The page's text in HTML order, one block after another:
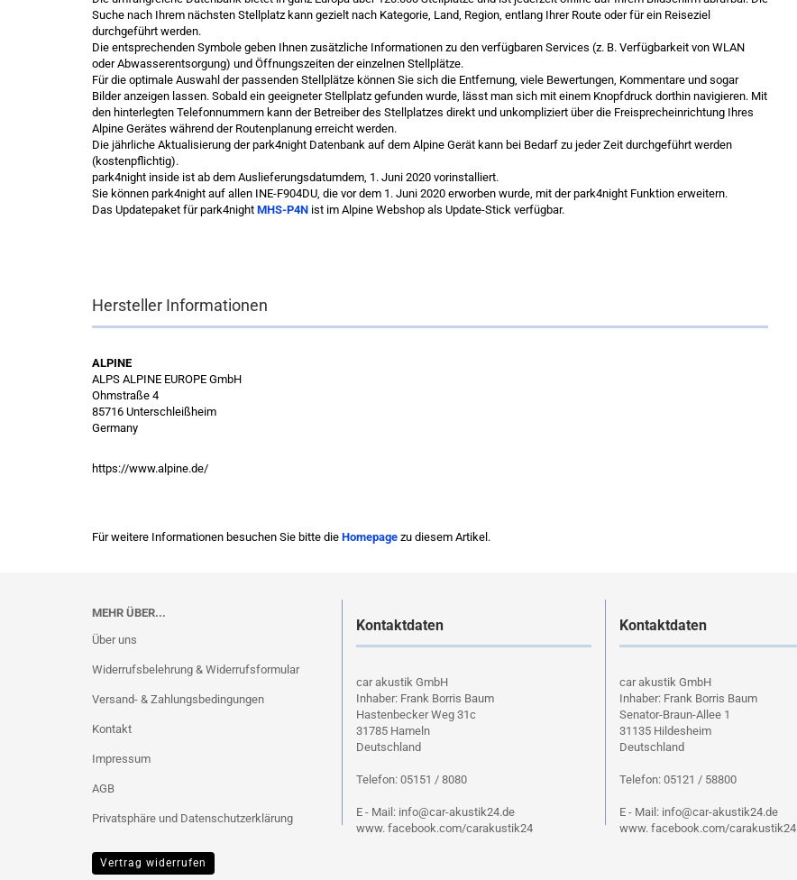
Suche nach Ihrem nächsten Stellplatz kann gezielt nach Kategorie, Land, Region, entlang Ihrer Route oder für ein Reiseziel
durchgeführt werden.
Die entsprechenden Symbole geben Ihnen zusätzliche Informationen zu den verfügbaren Services (z. B. Verfügbarkeit von WLAN
oder Abwasserentsorgung) und Öffnungszeiten der einzelnen Stellplätze.
Für die optimale Auswahl der passenden Stellplätze können Sie sich die Entfernung, viele Bewertungen, Kommentare und sogar
Bilder anzeigen lassen. Sobald ein geeigneter Stellplatz gefunden wurde, lässt man sich mit einem Knopfdruck dorthin navigieren. Mit
den hinterlegten Telefonnummern kann der Betreiber des Stellplatzes direkt und unkompliziert über die Freisprecheinrichtung Ihres
Alpine Gerätes während der Routenplanung erreicht werden.
Die jährliche Aktualisierung der park4night Datenbank auf dem Alpine Gerät kann bei Bedarf zu jeder Zeit durchgeführt werden
(kostenpflichtig).
park4night inside ist ab dem Auslieferungsdatumdem, 1. Juni 2020 vorinstalliert.
Sie können park4night auf allen INE-F904DU, die vor dem 1. Juni 2020 erworben wurde, mit der park4night Funktion erweitern.
Das Updatepaket für park4night MHS-P4N ist im Alpine Webshop als Update-Stick verfügbar.
Hersteller Informationen
ALPINE
ALPS ALPINE EUROPE GmbH
Ohmstraße 4
85716 Unterschleißheim
Germany
https://www.alpine.de/
Für weitere Informationen besuchen Sie bitte die Homepage zu diesem Artikel.
MEHR ÜBER...
Über uns
Widerrufsbelehrung & Widerrufsformular
Versand- & Zahlungsbedingungen
Kontakt
Impressum
AGB
Privatsphäre und Datenschutzerklärung
Kontaktdaten
car akustik GmbH
Inhaber: Frank Borris Baum
Hastenbecker Weg 31c
31785 Hameln
Deutschland
Telefon: 05151 / 8080
E - Mail: info@car-akustik24.de
www. facebook.com/carakustik24
Kontaktdaten
car akustik GmbH
Inhaber: Frank Borris Baum
Senator-Braun-Allee 1
31135 Hildesheim
Deutschland
Telefon: 05121 / 58800
E - Mail: info@car-akustik24.de
www. facebook.com/carakustik24
Vertrag widerrufen